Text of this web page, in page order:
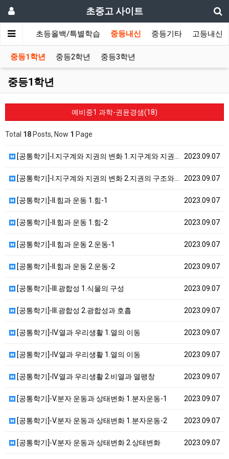
초중고 사이트
내신 초등올백/특별학습 중등내신 중등기타 고등내신
중등1학년 중등2학년 중등3학년
중등1학년
예비중1 과학-권윤경샘(18)
Total 18 Posts, Now 1 Page
2023.09.07
[공통학기]-I.지구계와 지권의 변화 1.지구계와 지권…
2023.09.07
[공통학기]-I.지구계와 지권의 변화 2.지권의 구조와…
2023.09.07
[공통학기]-II.힘과 운동 1.힘-1
2023.09.07
[공통학기]-II.힘과 운동 1.힘-2
2023.09.07
[공통학기]-II.힘과 운동 2.운동-1
2023.09.07
[공통학기]-II.힘과 운동 2.운동-2
2023.09.07
[공통학기]-III.광합성 1.식물의 구성
2023.09.07
[공통학기]-III.광합성 2.광합성과 호흡
2023.09.07
[공통학기]-IV.열과 우리생활 1.열의 이동
2023.09.07
[공통학기]-IV.열과 우리생활 1.열의 이동
2023.09.07
[공통학기]-IV.열과 우리생활 2.비열과 열팽창
2023.09.07
[공통학기]-V.분자 운동과 상태변화 1.분자운동-1
2023.09.07
[공통학기]-V.분자 운동과 상태변화 1.분자운동-2
2023.09.07
[공통학기]-V.분자 운동과 상태변화 2.상태변화